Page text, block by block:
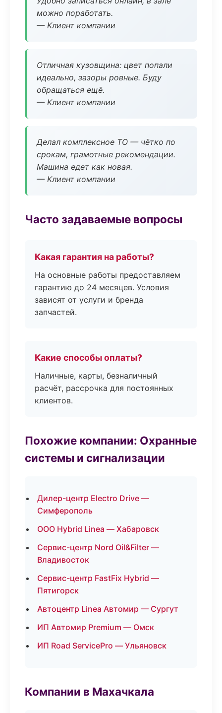
можно поработать.
— Клиент компании
Отличная кузовщина: цвет попали
идеально, зазоры ровные. Буду
обращаться ещё.
— Клиент компании
Делал комплексное ТО — чётко по
срокам, грамотные рекомендации.
Машина едет как новая.
— Клиент компании
Часто задаваемые вопросы
Какая гарантия на работы?
На основные работы предоставляем
гарантию до 24 месяцев. Условия
зависят от услуги и бренда
запчастей.
Какие способы оплаты?
Наличные, карты, безналичный
расчёт, рассрочка для постоянных
клиентов.
Похожие компании: Охранные
системы и сигнализации
Дилер-центр Electro Drive —
Симферополь
ООО Hybrid Linea — Хабаровск
Сервис-центр Nord Oil&Filter —
Владивосток
Сервис-центр FastFix Hybrid —
Пятигорск
Автоцентр Linea Автомир — Сургут
ИП Автомир Premium — Омск
ИП Road ServicePro — Ульяновск
Компании в Махачкала